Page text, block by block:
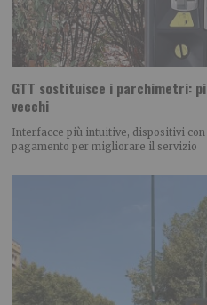
GTT sostituisce i parchimetri:
vecchi
Interfacce più intuitive, dispositivi
pagamento per migliorare il servizio